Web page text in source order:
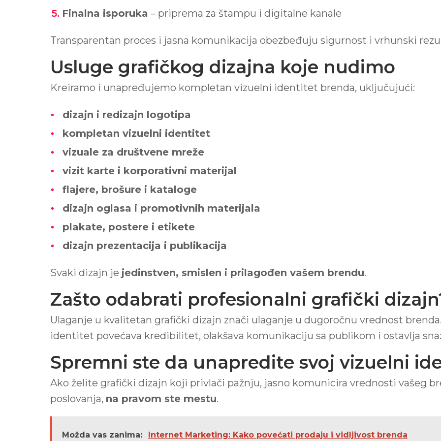
Finalna isporuka – priprema za štampu i digitalne kanale
Transparentan proces i jasna komunikacija obezbeđuju sigurnost i vrhunski
Usluge grafičkog dizajna koje nudimo
Kreiramo i unapređujemo kompletan vizuelni identitet brenda, uključujući:
dizajn i redizajn logotipa
kompletan vizuelni identitet
vizuale za društvene mreže
vizit karte i korporativni materijal
flajere, brošure i kataloge
dizajn oglasa i promotivnih materijala
plakate, postere i etikete
dizajn prezentacija i publikacija
Svaki dizajn je jedinstven, smislen i prilagođen vašem brendu.
Zašto odabrati profesionalni grafički
Ulaganje u kvalitetan grafički dizajn znači ulaganje u dugoročnu vrednost
identitet povećava kredibilitet, olakšava komunikaciju sa publikom i ostavlja
Spremni ste da unapredite svoj vizuelni
Ako želite grafički dizajn koji privlači pažnju, jasno komunicira vrednosti vašeg
poslovanja, na pravom ste mestu.
Možda vas zanima: Internet Marketing: Kako povećati prodaju i vidljivost brenda